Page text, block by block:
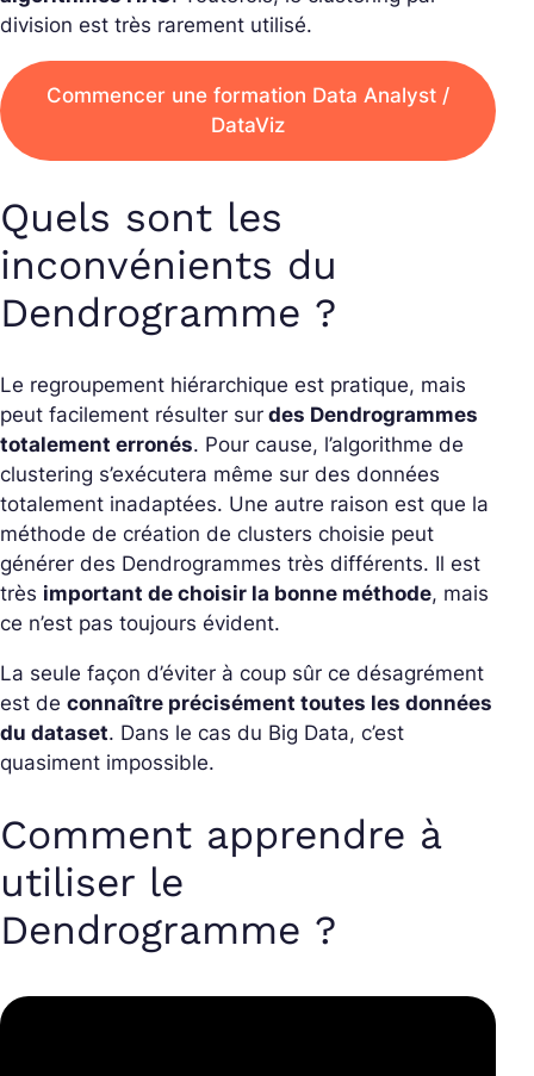
division est très rarement utilisé.
Commencer une formation Data Analyst /
DataViz
Quels sont les
inconvénients du
Dendrogramme ?
Le regroupement hiérarchique est pratique, mais
peut facilement résulter sur des Dendrogrammes
totalement erronés. Pour cause, l’algorithme de
clustering s’exécutera même sur des données
totalement inadaptées. Une autre raison est que la
méthode de création de clusters choisie peut
générer des Dendrogrammes très différents. Il est
très important de choisir la bonne méthode, mais
ce n’est pas toujours évident.
La seule façon d’éviter à coup sûr ce désagrément
est de connaître précisément toutes les données
du dataset. Dans le cas du Big Data, c’est
quasiment impossible.
Comment apprendre à
utiliser le
Dendrogramme ?